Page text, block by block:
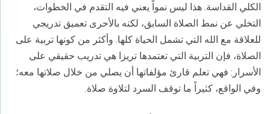
الكلي القداسة. هذا ليس نمواً يعني فيه التقدم في الخطوات،
التخلي عن نمط الصلاة السابق، لكنه بالأحرى تعميق تدريجي
للعلاقة مع الله التي تشمل الحياة كلها. وأكثر من كونها تربية على
الصلاة، فإن التربية التي تعتمدها تريزا هي تدريب حقيقي على
الأسرار: فهي تعلم قارئ مؤلفاتها أن يصلي من خلال صلاتها معه؛
وفي الواقع، كثيراً ما توقف السرد لتلاوة صلاة.